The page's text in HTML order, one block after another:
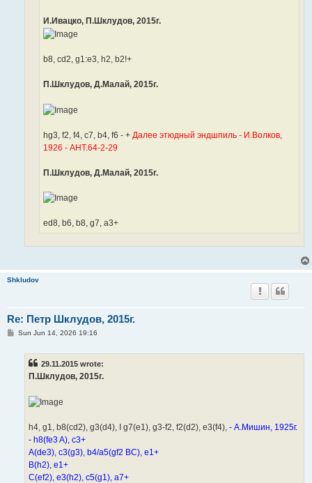
И.Ивацко, П.Шклудов, 2015г.
b8, cd2, g1:e3, h2, b2!+
П.Шклудов, Д.Малай, 2015г.
hg3, f2, f4, c7, b4, f6 - + Далее этюдный эндшпиль - И.Волков,
1926 - АНТ.64-2-29
П.Шклудов, Д.Малай, 2015г.
ed8, b6, b8, g7, a3+
Shkludov
Re: Петр Шклудов, 2015г.
PSun Jun 14, 2026 19:16
29.11.2015 wrote:
П.Шклудов, 2015г.
h4, g1, b8(cd2), g3(d4), I g7(e1), g3-f2, f2(d2), e3(f4), - А.Мишин, 1925г.
- h8(fe3 A), c3+
A(de3), c3(g3), b4/a5(gf2 BC), e1+
B(h2), e1+
C(ef2), e3(h2), c5(g1), a7+